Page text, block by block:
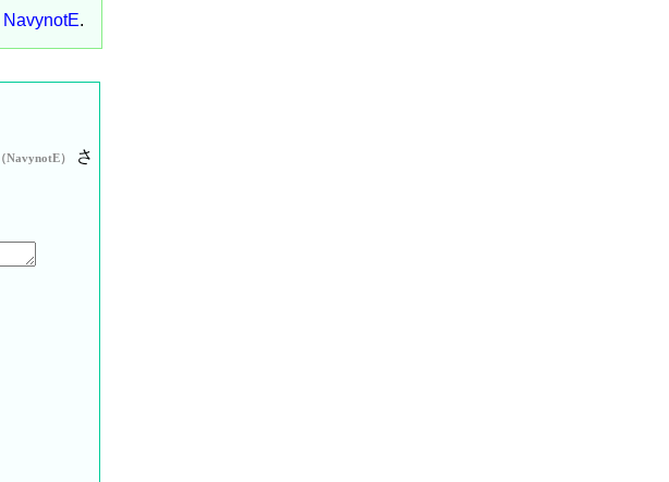
NavynotE.
（NavynotE）
さ